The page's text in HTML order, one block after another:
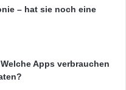
und
während sie
Hand geliefert
– hat sie noch eine
Apps verbrauchen